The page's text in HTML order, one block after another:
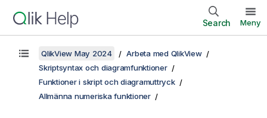
Search Meny
QlikView May 2024
Arbeta med QlikView
Skriptsyntax och diagramfunktioner
Funktioner i skript och diagramuttryck
Allmänna numeriska funktioner